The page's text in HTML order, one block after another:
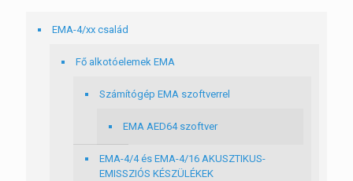
EMA-4/xx család
Fő alkotóelemek EMA
Számítógép EMA szoftverrel
EMA AED64 szoftver
EMA-4/4 és EMA-4/16 AKUSZTIKUS-
EMISSZIÓS KÉSZÜLÉKEK